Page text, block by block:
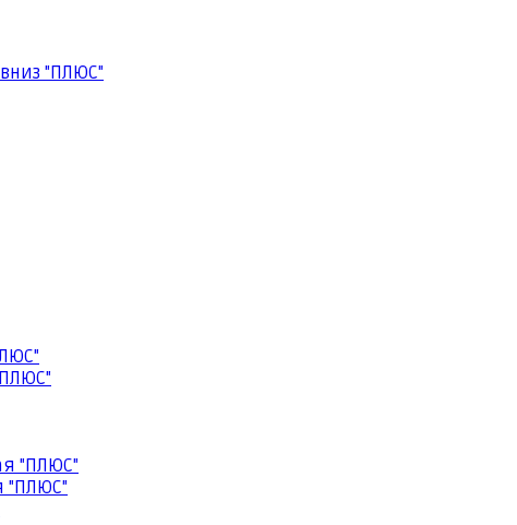
"ПЛЮС"
"ПЛЮС"
"ПЛЮС"